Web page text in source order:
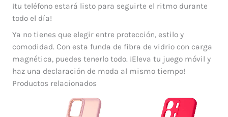
¡tu teléfono estará listo para seguirte el ritmo durante
todo el día!
Ya no tienes que elegir entre protección, estilo y
comodidad. Con esta funda de fibra de vidrio con carga
magnética, puedes tenerlo todo. ¡Eleva tu juego móvil y
haz una declaración de moda al mismo tiempo!
Productos relacionados